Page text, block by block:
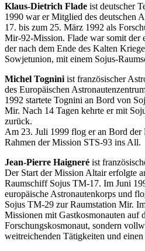
Klaus-Dietrich Flade ist deutscher
1990 war er Mitglied des deutschen
17. bis zum 25. März 1992 als
Mir-92-Mission. Flade war somit der
der nach dem Ende des Kalten
Sowjetunion, mit einem Sojus-
Michel Tognini ist französischer
des Europäischen
1992 startete Tognini an Bord von
Mir. Nach 14 Tagen kehrte er mit
zurück.
Am 23. Juli 1999 flog er an Bord der
Rahmen der Mission STS-93 ins All.
Jean-Pierre Haigneré ist
Der Start der Mission Altair erfolgte
Raumschiff Sojus TM-17. Im Juni
europäische Astronautenkorps und
Sojus TM-29 zur Raumstation Mir.
Missionen mit Gastkosmonauten
Forschungskosmonaut, sondern
weitreichenden Tätigkeiten und